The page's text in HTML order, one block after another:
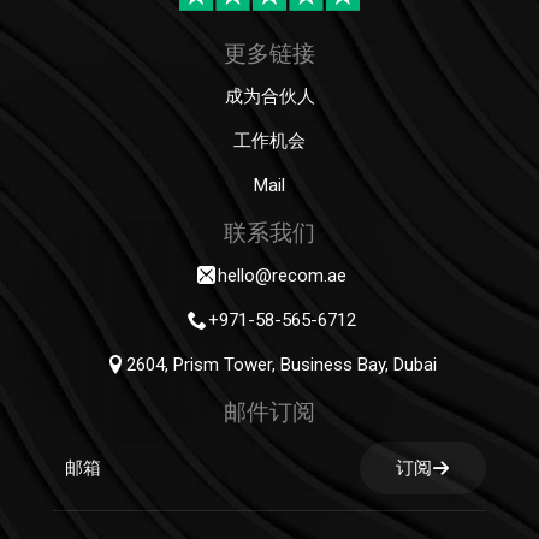
更多链接
成为合伙人
工作机会
Mail
联系我们
hello@recom.ae
+971-58-565-6712
2604, Prism Tower, Business Bay, Dubai
邮件订阅
订阅